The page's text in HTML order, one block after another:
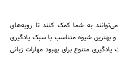
به شما کمک کنند تا رویه‌های
و بهترین شیوه متناسب با سبک یادگیری
متنوع برای بهبود مهارات زبانی